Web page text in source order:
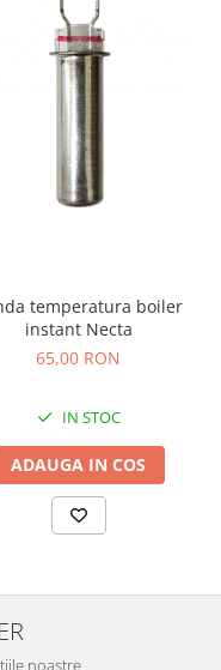
temperatura boiler
instant Necta
65,00 RON
IN STOC
ADAUGA IN COS
noastre